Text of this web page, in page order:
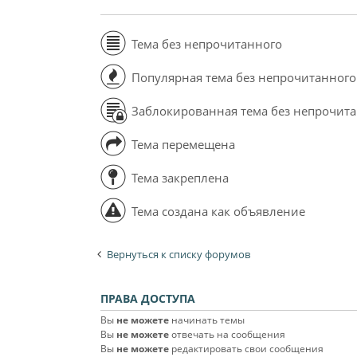
Тема без непрочитанного
Популярная тема без непрочитанного
Заблокированная тема без
Тема перемещена
Тема закреплена
Тема создана как объявление
Вернуться к списку форумов
ПРАВА ДОСТУПА
Вы не можете начинать темы
Вы не можетеотвечать на сообщения
Вы не можете редактировать свои сообщения